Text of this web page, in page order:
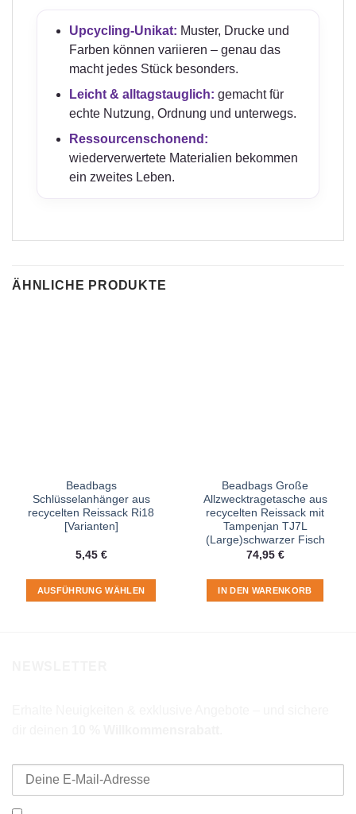
Upcycling-Unikat: Muster, Drucke und
Farben können variieren – genau das
macht jedes Stück besonders.
Leicht & alltagstauglich: gemacht für
echte Nutzung, Ordnung und unterwegs.
Ressourcenschonend:
wiederverwertete Materialien bekommen
ein zweites Leben.
ÄHNLICHE PRODUKTE
Beadbags
Schlüsselanhänger aus
recycelten Reissack Ri18
[Varianten]
5,45 €
AUSFÜHRUNG WÄHLEN
der
Produktseite
Beadbags Große
Allzwecktragetasche aus
recycelten Reissack mit
Tampenjan TJ7L
(Large)schwarzer Fisch
74,95 €
IN DEN WARENKORB